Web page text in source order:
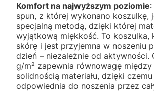
Komfort na najwyższym poziomie
spun, z której wykonano koszulkę,
specjalną metodą, dzięki której
wyjątkową miękkość. To koszulka,
skórę i jest przyjemna w noszeniu
dzień – niezależnie od aktywności.
g/m² zapewnia równowagę
solidnością materiału, dzięki
odpowiednia do noszenia przez